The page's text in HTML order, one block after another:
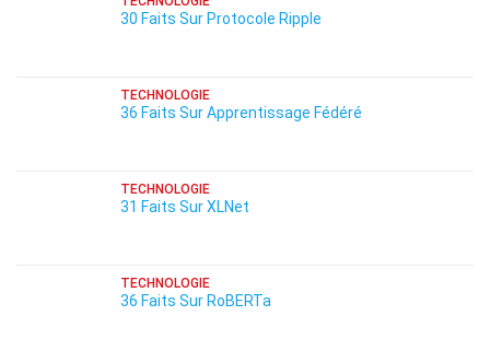
30 Faits Sur Protocole Ripple
TECHNOLOGIE
36 Faits Sur Apprentissage Fédéré
TECHNOLOGIE
31 Faits Sur XLNet
TECHNOLOGIE
36 Faits Sur RoBERTa